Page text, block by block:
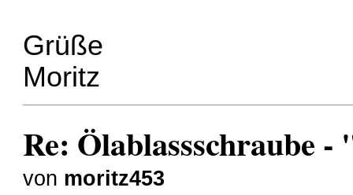
Grüße
Moritz
Re: Ölablassschraube
von moritz453